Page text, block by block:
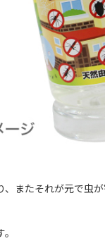
またそれが元で虫